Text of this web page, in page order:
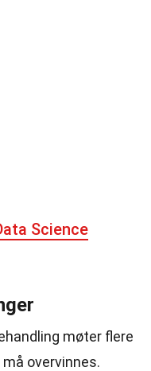
Science
møter flere
overvinnes.